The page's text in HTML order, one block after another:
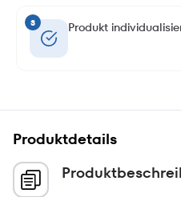
3 Produkt
Produktdetails